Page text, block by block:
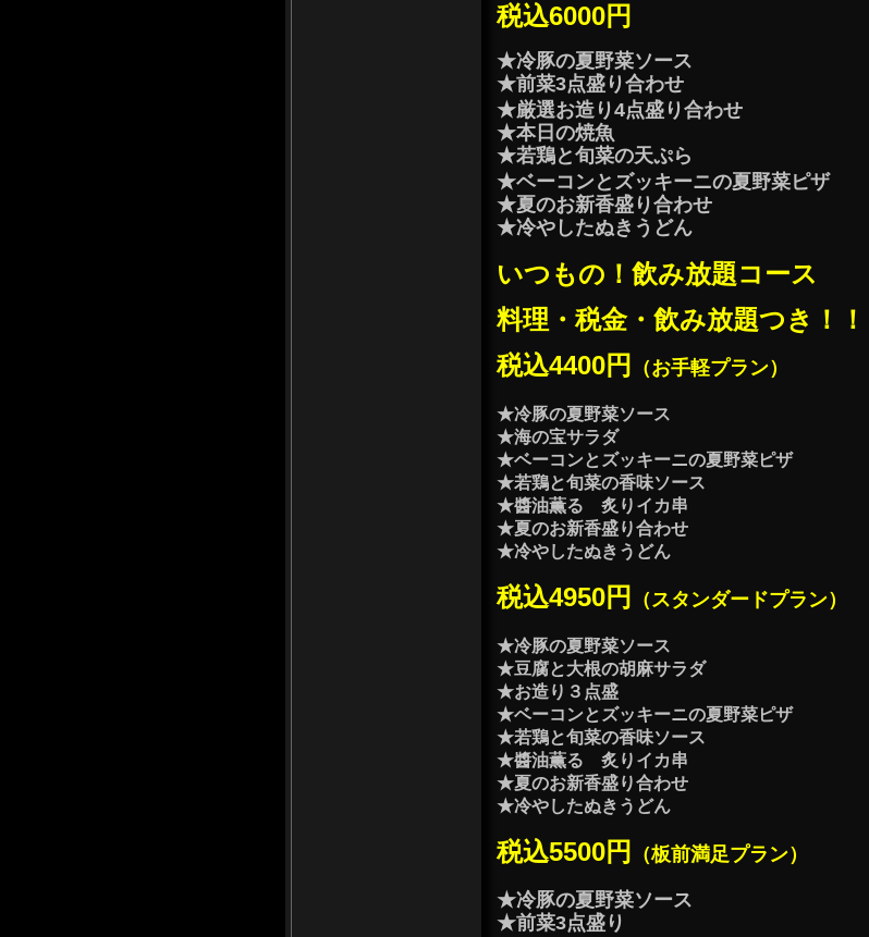
税込6000円
★冷豚の夏野菜ソース
★前菜3点盛り合わせ
★厳選お造り4点盛り合わせ
★本日の焼魚
★若鶏と旬菜の天ぷら
★ベーコンとズッキーニの夏野菜ピザ
★夏のお新香盛り合わせ
★冷やしたぬきうどん
いつもの！飲み放題コース
料理・税金・飲み放題つき！！
税込4400円
（お手軽プラン）
★冷豚の夏野菜ソース
★海の宝サラダ
★ベーコンとズッキーニの夏野菜ピザ
★若鶏と旬菜の香味ソース
★醬油薫る 炙りイカ串
★夏のお新香盛り合わせ
★冷やしたぬきうどん
税込4950円 （スタンダードプラン）
★冷豚の夏野菜ソース
★豆腐と大根の胡麻サラダ
★お造り３点盛
★ベーコンとズッキーニの夏野菜ピザ
★若鶏と旬菜の香味ソース
★醬油薫る 炙りイカ串
★夏のお新香盛り合わせ
★冷やしたぬきうどん
税込5500円 （板前満足プラン）
★冷豚の夏野菜ソース
★前菜3点盛り